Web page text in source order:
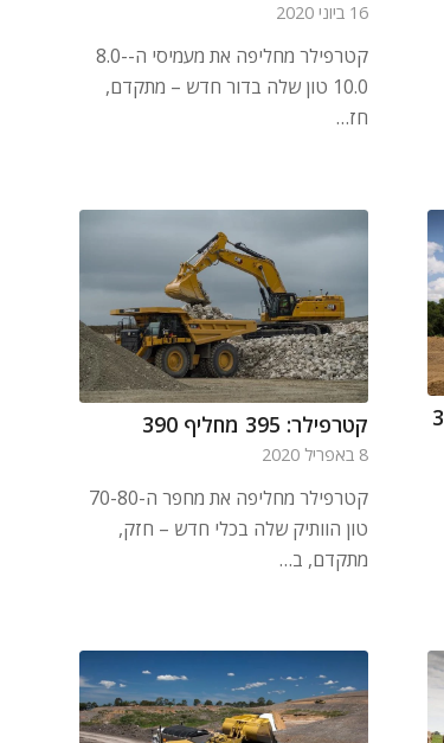
16 ביוני 2020
קטרפילר מחליפה את מעמיסי ה-8.0-
10.0 טון שלה בדור חדש – מתקדם,
חז…
קטרפילר: 395 מחליף 390
8 באפריל 2020
קטרפילר מחליפה את מחפר ה-70-80
טון הוותיק שלה בכלי חדש – חזק,
מתקדם, ב…